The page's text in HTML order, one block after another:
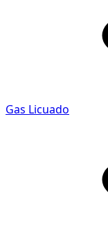
Gas Licuado